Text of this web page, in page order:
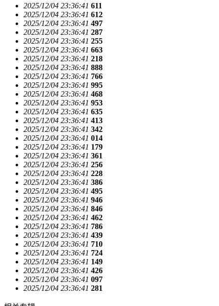
2025/12/04 23:36:41 611
2025/12/04 23:36:41 612
2025/12/04 23:36:41 497
2025/12/04 23:36:41 287
2025/12/04 23:36:41 255
2025/12/04 23:36:41 663
2025/12/04 23:36:41 218
2025/12/04 23:36:41 888
2025/12/04 23:36:41 766
2025/12/04 23:36:41 995
2025/12/04 23:36:41 468
2025/12/04 23:36:41 953
2025/12/04 23:36:41 635
2025/12/04 23:36:41 413
2025/12/04 23:36:41 342
2025/12/04 23:36:41 014
2025/12/04 23:36:41 179
2025/12/04 23:36:41 361
2025/12/04 23:36:41 256
2025/12/04 23:36:41 228
2025/12/04 23:36:41 386
2025/12/04 23:36:41 495
2025/12/04 23:36:41 946
2025/12/04 23:36:41 846
2025/12/04 23:36:41 462
2025/12/04 23:36:41 786
2025/12/04 23:36:41 439
2025/12/04 23:36:41 710
2025/12/04 23:36:41 724
2025/12/04 23:36:41 149
2025/12/04 23:36:41 426
2025/12/04 23:36:41 097
2025/12/04 23:36:41 281